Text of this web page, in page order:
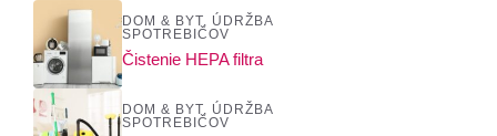
DOM & BYT
ÚDRŽBA
SPOTREBIČOV
Čistenie HEPA filtra
DOM & BYT
ÚDRŽBA
SPOTREBIČOV